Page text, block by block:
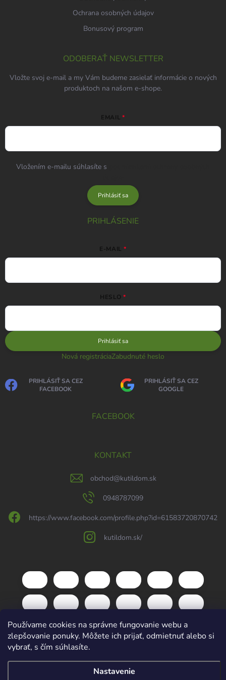
Používame cookies na správne fungovanie webu a
zlepšovanie ponuky. Môžete ich prijať, odmietnuť alebo si
vybrať, s čím súhlasíte.
Nastavenie
Ochrana osobných údajov
Bonusový program
ODOBERAŤ NEWSLETTER
Vložte svoj e-mail a my Vám budeme zasielať informácie o nových
produktoch na našom e-shope.
EMAIL
Vložením e-mailu súhlasíte s
Prihlásiť sa
PRIHLÁSENIE
E-MAIL
HESLO
Prihlásiť sa
Nová registráciaZabudnuté heslo
PRIHLÁSIŤ SA CEZ
FACEBOOK
PRIHLÁSIŤ SA CEZ
GOOGLE
FACEBOOK
KONTAKT
obchod@kutildom.sk
0948787099
https://www.facebook.com/profile.php?id=61583720870742
kutildom.sk/
Copyright 2026kutildom.sk. Všetky práva vyhradené.Upraviť nastavenie
cookies